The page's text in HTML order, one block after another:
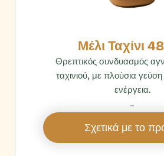
Μέλι Ταχίνι
ταχινιού, με πλούσια
ενέργεια.
‎
Σχετικά με το